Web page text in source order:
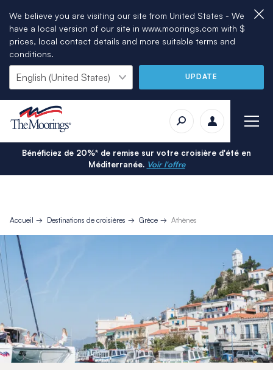
We believe you are visiting our site from United States - We
have a local version of our site in www.moorings.com with $
prices, local contact details and more suitable terms and
conditions.
UPDATE
Bénéficiez de 20%* de remise sur votre croisière d'été en
Méditerranée. Voir l'offre
Accueil Destinations de croisières Grèce Athènes